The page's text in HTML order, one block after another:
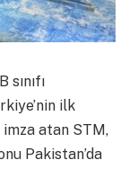
ilk
imza atan STM,
Pakistan’da